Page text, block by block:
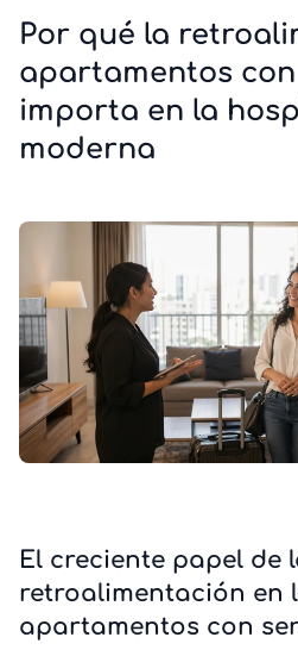
Por qué la
apartamentos
importa en la
moderna
El creciente papel de
retroalimentación en
apartamentos con